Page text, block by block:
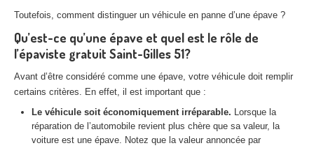
Centreagréé VHU 78 : casse auto avec destruction
Centreagréé VHU 91 : casse auto avec destruction
Centreagréé VHU 92 : casse auto avec destruction
Centreagréé VHU 93 : casse auto avec destruction
Centreagréé VHU 94 : casse auto avec destruction
Toutefois, comment distinguer un véhicule en panne d’une épave ?
Qu’est-ce qu’une épave et quel est le rôle de
l’épaviste gratuit Saint-Gilles 51?
Avant d’être considéré comme une épave, votre véhicule doit remplir
certains critères. En effet, il est important que :
Le véhicule soit économiquement irréparable. Lorsque la
réparation de l’automobile revient plus chère que sa valeur, la
voiture est une épave. Notez que la valeur annoncée par